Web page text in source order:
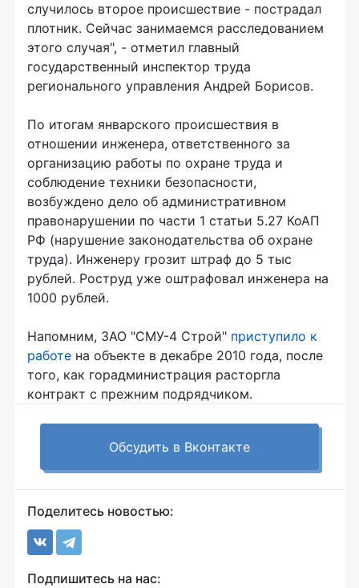
случилось второе происшествие - пострадал
плотник. Сейчас занимаемся расследованием
этого случая", - отметил главный
государственный инспектор труда
регионального управления Андрей Борисов.
По итогам январского происшествия в
отношении инженера, ответственного за
организацию работы по охране труда и
соблюдение техники безопасности,
возбуждено дело об административном
правонарушении по части 1 статьи 5.27 КоАП
РФ (нарушение законодательства об охране
труда). Инженеру грозит штраф до 5 тыс
рублей. Роструд уже оштрафовал инженера на
1000 рублей.
Напомним, ЗАО "СМУ-4 Строй" приступило к
работе на объекте в декабре 2010 года, после
того, как горадминистрация расторгла
контракт с прежним подрядчиком.
Обсудить в Вконтакте
Поделитесь новостью:
Подпишитесь на нас: